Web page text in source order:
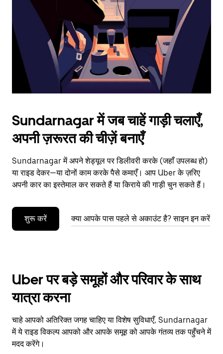
the
calendar.
Sundarnagar में जब चाहें गाड़ी चलाएँ,
अपनी ज़रूरत की चीज़ें बनाएँ
Sundarnagar में अपने शेड्यूल पर डिलीवरी करके (जहाँ उपलब्ध हो)
या राइड देकर—या दोनों काम करके पैसे कमाएँ। आप Uber के ज़रिए
अपनी कार का इस्तेमाल कर सकते हैं या किराये की गाड़ी चुन सकते हैं।
शुरू करें क्या आपके पास पहले से अकाउंट है? साइन इन करें
Uber पर बड़े समूहों और परिवार के साथ
यात्रा करना
चाहे आपको अतिरिक्त जगह चाहिए या विशेष सुविधाएँ, Sundarnagar
में ये राइड विकल्प आपको और आपके समूह को आपके गंतव्य तक पहुँचने में
मदद करेंगे।